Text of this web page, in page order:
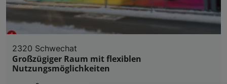
2320 Schwechat
Großzügiger Raum mit flexiblen
Nutzungsmöglichkeiten